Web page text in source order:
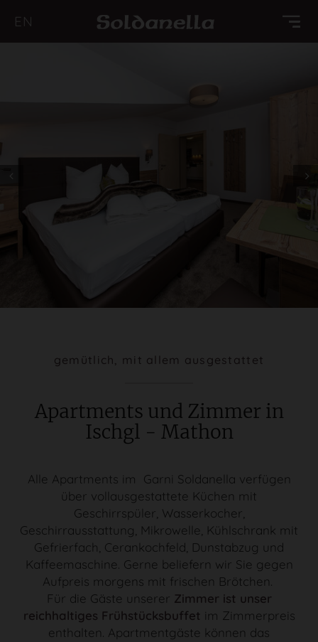
EN
Prev Next
Apartments und Zimmer in
Ischgl - Mathon
gemütlich, mit allem ausgestattet
Alle Apartments im Garni Soldanella verfügen
über vollausgestattete Küchen mit
Geschirrspüler, Wasserkocher,
Geschirrausstattung, Mikrowelle, Kühlschrank mit
Gefrierfach, Cerankochfeld, Dunstabzug und
Kaffeemaschine. Gerne beliefern wir Sie gegen
Aufpreis morgens mit frischen Brötchen.
Für die Gäste unserer Zimmer ist unser
reichhaltiges Frühstücksbuffet im Zimmerpreis
enthalten. Apartmentgäste können das